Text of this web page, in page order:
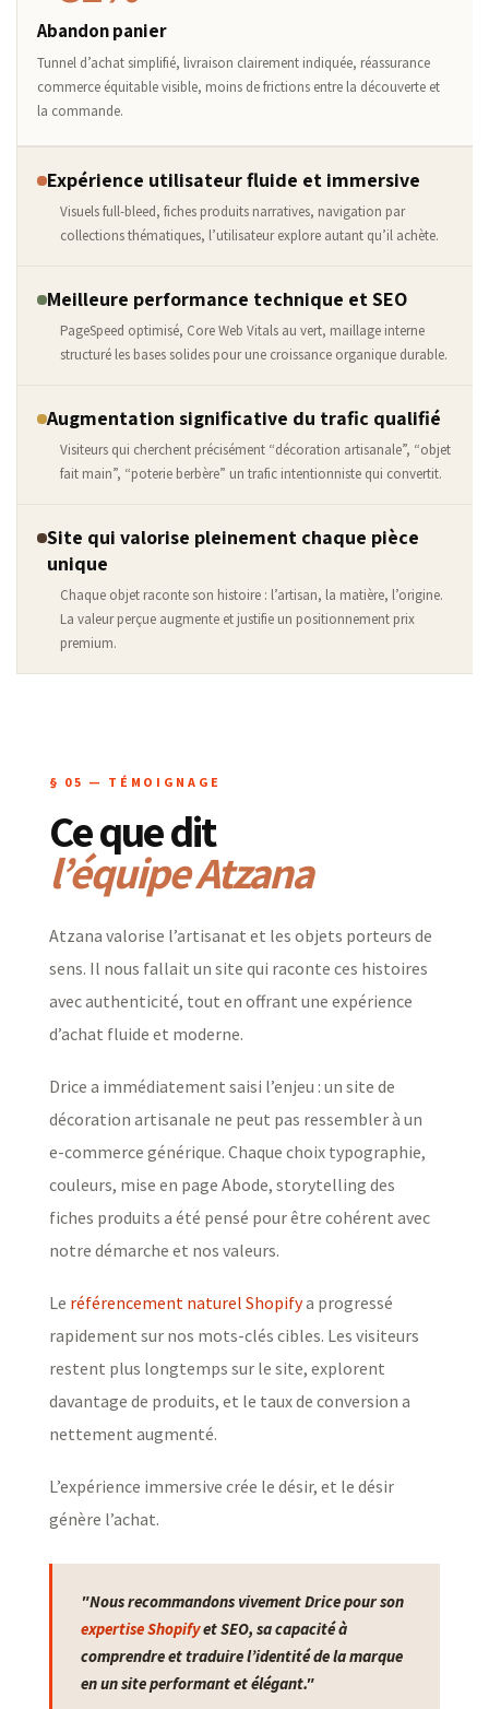
Abandon panier
Tunnel d’achat simplifié, livraison clairement indiquée, réassurance
commerce équitable visible, moins de frictions entre la découverte et
la commande.
Expérience utilisateur fluide et immersive
Visuels full-bleed, fiches produits narratives, navigation par
collections thématiques, l’utilisateur explore autant qu’il achète.
Meilleure performance technique et SEO
PageSpeed optimisé, Core Web Vitals au vert, maillage interne
structuré les bases solides pour une croissance organique durable.
Augmentation significative du trafic qualifié
Visiteurs qui cherchent précisément “décoration artisanale”, “objet
fait main”, “poterie berbère” un trafic intentionniste qui convertit.
Site qui valorise pleinement chaque pièce
unique
Chaque objet raconte son histoire : l’artisan, la matière, l’origine.
La valeur perçue augmente et justifie un positionnement prix
premium.
§ 05 — TÉMOIGNAGE
Ce que dit
l’équipe Atzana
Atzana valorise l’artisanat et les objets porteurs de
sens. Il nous fallait un site qui raconte ces histoires
avec authenticité, tout en offrant une expérience
d’achat fluide et moderne.
Drice a immédiatement saisi l’enjeu : un site de
décoration artisanale ne peut pas ressembler à un
e-commerce générique. Chaque choix typographie,
couleurs, mise en page Abode, storytelling des
fiches produits a été pensé pour être cohérent avec
notre démarche et nos valeurs.
Le référencement naturel Shopifya progressé
rapidement sur nos mots-clés cibles. Les visiteurs
restent plus longtemps sur le site, explorent
davantage de produits, et le taux de conversion a
nettement augmenté.
L’expérience immersive crée le désir, et le désir
génère l’achat.
"Nous recommandons vivement Drice pour son
expertise Shopifyet SEO, sa capacité à
comprendre et traduire l’identité de la marque
en un site performant et élégant."